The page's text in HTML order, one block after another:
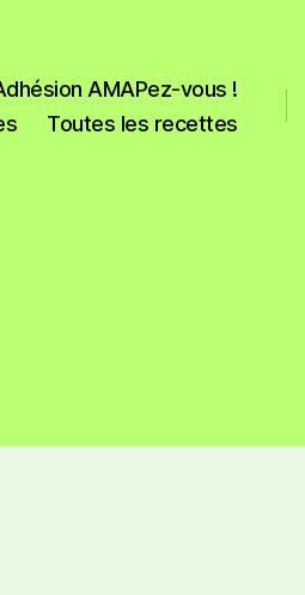
AMAPez-vous !
Toutes les recettes